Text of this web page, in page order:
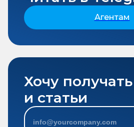
Агентам
Хочу
и статьи